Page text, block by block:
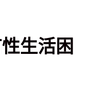
生活困